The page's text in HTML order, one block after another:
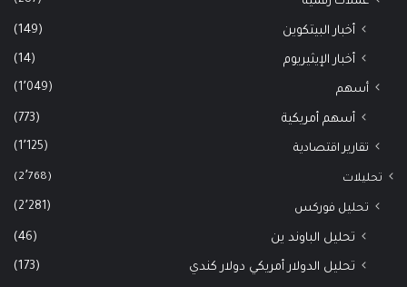
أخبار البيتكوين (149)
أخبار الإيثيريوم (14)
أسهم (1٬049)
أسهم أمريكية (773)
تقارير اقتصادية (1٬125)
تحليلات (2٬768)
تحليل فوركس (2٬281)
تحليل الباوند ين (46)
تحليل الدولار أمريكي دولار كندي (173)